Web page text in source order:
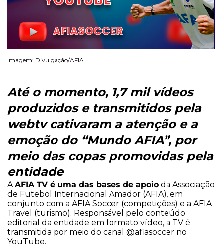
Imagem: Divulgação/AFIA
Até o momento, 1,7 mil vídeos
produzidos e transmitidos pela
webtv cativaram a atenção e a
emoção do “Mundo AFIA”, por
meio das copas promovidas pela
entidade
A AFIA TV é uma das bases de apoio da Associação
de Futebol Internacional Amador (AFIA), em
conjunto com a AFIA Soccer (competições) e a AFIA
Travel (turismo). Responsável pelo conteúdo
editorial da entidade em formato vídeo, a TV é
transmitida por meio do canal @afiasoccer no
YouTube.